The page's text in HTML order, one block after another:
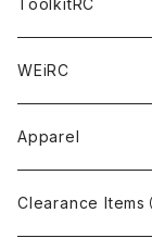
Accessories
Discontinued
Option Parts For
M-Chassis（1/10
F1（1/10）
X4F
YOKOMO
BD12
BD11
MUGEN
MTC2
SANWA
Electronics
Tire Cleaner/
Shock Oil＜ショック
Diff Oil＜デフオイル＞
Tires＜タイヤ関連
Additive＜グリップ剤
Glue＜瞬間接着剤＞
OptionParts＜オプ
AWESOMATIX
Accessories＜ア
ToolkitRC
WEiRC
Spring Steel
DLC Black
Apparel
Clearance Items